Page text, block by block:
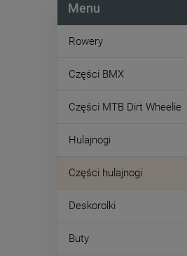
Menu
Rowery
Części BMX
Części MTB Dirt Wheelie
Hulajnogi
Części hulajnogi
Deskorolki
Buty